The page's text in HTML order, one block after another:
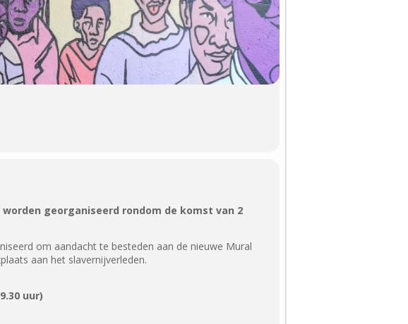
georganiseerd rondom de komst van 2
om aandacht te besteden aan de nieuwe Mural
aan het slavernijverleden.
uur)